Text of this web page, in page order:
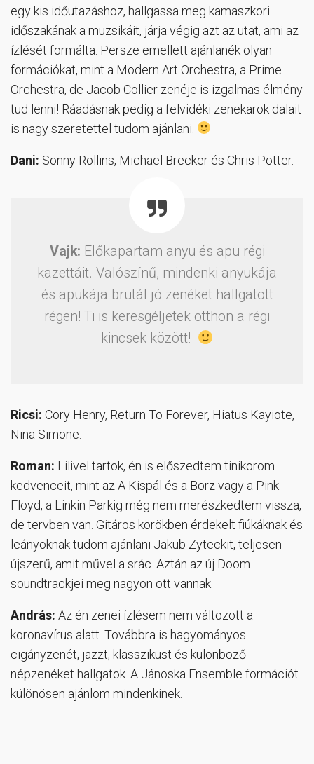
egy kis időutazáshoz, hallgassa meg kamaszkori
időszakának a muzsikáit, járja végig azt az utat, ami az
ízlését formálta. Persze emellett ajánlanék olyan
formációkat, mint a Modern Art Orchestra, a Prime
Orchestra, de Jacob Collier zenéje is izgalmas élmény
tud lenni! Ráadásnak pedig a felvidéki zenekarok dalait
is nagy szeretettel tudom ajánlani.
Dani: Sonny Rollins, Michael Brecker és Chris Potter.
Vajk: Előkapartam anyu és apu régi
kazettáit. Valószínű, mindenki anyukája
és apukája brutál jó zenéket hallgatott
régen! Ti is keresgéljetek otthon a régi
kincsek között!
Ricsi: Cory Henry, Return To Forever, Hiatus Kayiote,
Nina Simone.
Roman: Lilivel tartok, én is előszedtem tinikorom
kedvenceit, mint az A Kispál és a Borz vagy a Pink
Floyd, a Linkin Parkig még nem merészkedtem vissza,
de tervben van. Gitáros körökben érdekelt fiúkáknak és
leányoknak tudom ajánlani Jakub Zyteckit, teljesen
újszerű, amit művel a srác. Aztán az új Doom
soundtrackjei meg nagyon ott vannak.
András: Az én zenei ízlésem nem változott a
koronavírus alatt. Továbbra is hagyományos
cigányzenét, jazzt, klasszikust és különböző
népzenéket hallgatok. A Jánoska Ensemble formációt
különösen ajánlom mindenkinek.